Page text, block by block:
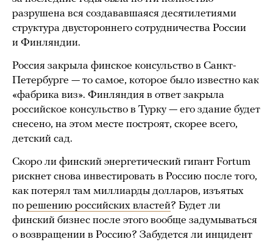
разрушена вся создававшаяся десятилетиями
структура двустороннего сотрудничества России
и Финляндии.
Россия закрыла финское консульство в Санкт-
Петербурге — то самое, которое было известно как
«фабрика виз». Финляндия в ответ закрыла
российское консульство в Турку — его здание будет
снесено, на этом месте построят, скорее всего,
детский сад.
Скоро ли финский энергетический гигант Fortum
рискнет снова инвестировать в Россию после того,
как потерял там миллиарды долларов, изъятых
по решению российских властей? Будет ли
финский бизнес после этого вообще задумываться
о возвращении в Россию? Забудется ли инцидент